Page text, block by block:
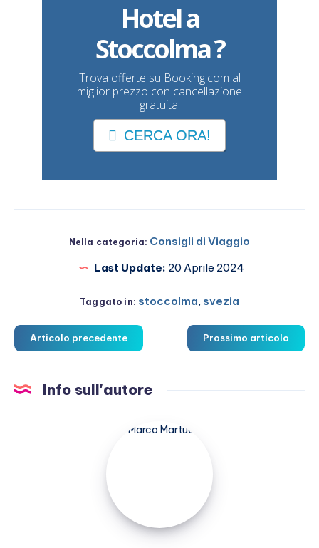
Hotel a
Stoccolma ?
Trova offerte su Booking.com al
miglior prezzo con cancellazione
gratuita!
CERCA ORA!
Nella categoria: Consigli di Viaggio
Last Update: 20 Aprile 2024
Taggato in: stoccolma, svezia
Articolo precedente Prossimo articolo
Info sull'autore
Marco